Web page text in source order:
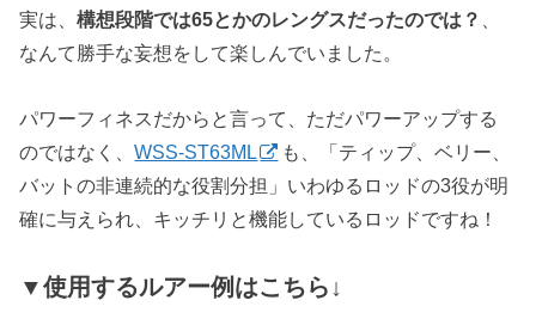
実は、構想段階では65とかのレングスだったのでは？
なんて勝手な妄想をして楽しんでいました。
パワーフィネスだからと言って、ただパワーアップする
のではなく、WSS-ST63ML
も、「ティップ、ベリー、
バットの非連続的な役割分担」いわゆるロッドの3役が明
確に与えられ、キッチリと機能しているロッドですね！
▼使用するルアー例はこちら↓